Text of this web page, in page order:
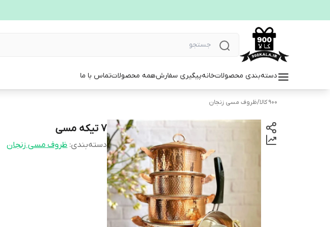
دسته‌بندی محصولاتخانهپیگیری سفارشهمه محصولاتتماس با ما
900 کالا /ظروف مسی زنجان
۷ تیکه مسی
دسته‌بندی: ظروف مسی زنجان